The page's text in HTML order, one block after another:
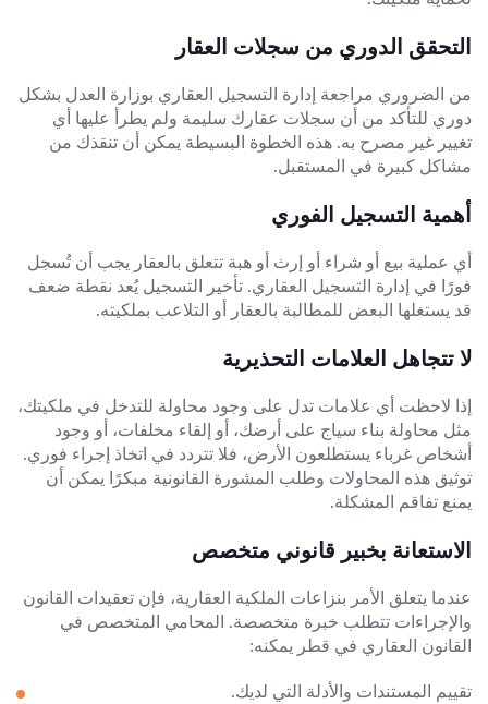
التحقق الدوري من سجلات العقار
من الضروري مراجعة إدارة التسجيل العقاري بوزارة العدل بشكل
دوري للتأكد من أن سجلات عقارك سليمة ولم يطرأ عليها أي
تغيير غير مصرح به. هذه الخطوة البسيطة يمكن أن تنقذك من
مشاكل كبيرة في المستقبل.
أهمية التسجيل الفوري
أي عملية بيع أو شراء أو إرث أو هبة تتعلق بالعقار يجب أن تُسجل
فورًا في إدارة التسجيل العقاري. تأخير التسجيل يُعد نقطة ضعف
قد يستغلها البعض للمطالبة بالعقار أو التلاعب بملكيته.
لا تتجاهل العلامات التحذيرية
إذا لاحظت أي علامات تدل على وجود محاولة للتدخل في ملكيتك،
مثل محاولة بناء سياج على أرضك، أو إلقاء مخلفات، أو وجود
أشخاص غرباء يستطلعون الأرض، فلا تتردد في اتخاذ إجراء فوري.
توثيق هذه المحاولات وطلب المشورة القانونية مبكرًا يمكن أن
يمنع تفاقم المشكلة.
الاستعانة بخبير قانوني متخصص
عندما يتعلق الأمر بنزاعات الملكية العقارية، فإن تعقيدات القانون
والإجراءات تتطلب خبرة متخصصة. المحامي المتخصص في
القانون العقاري في قطر يمكنه:
تقييم المستندات والأدلة التي لديك.